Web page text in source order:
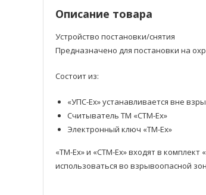
Описание товара
Устройство постановки/снятия
Предназначено для постановки на
Состоит из:
«УПС-Ех» устанавливается вне
Считыватель ТМ «СТМ-Ех»
Электронный ключ «ТМ-Ех»
«ТМ-Ех» и «СТМ-Ех» входят в комплект
использоваться во взрывоопасной